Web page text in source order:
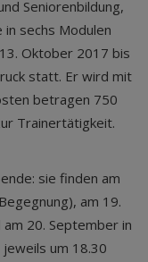
Seniorenbildung,
sechs Modulen
Oktober 2017 bis
statt. Er wird mit
betragen 750
Trainertätigkeit.
sie finden am
am 19.
20. September in
um 18.30